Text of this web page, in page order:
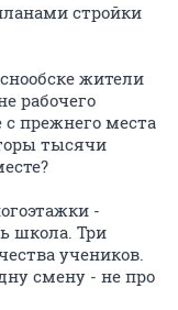
стройки
жители
рабочего
прежнего места
тысячи
-
школа. Три
учеников.
смену - не про